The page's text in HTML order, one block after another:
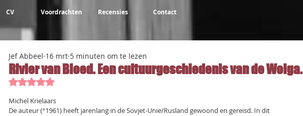
CV Voordrachten Recensies Contact
Rivier van Bloed. Een cultuurgeschiedenis van de Wolga.
Jef Abbeel 16 mrt 5 minuten om te lezen
Beoordeeld met NaN uit 5 sterren.
Michel Krielaars
De auteur (°1961) heeft jarenlang in de Sovjet-Unie/Rusland gewoond en gereisd. In dit